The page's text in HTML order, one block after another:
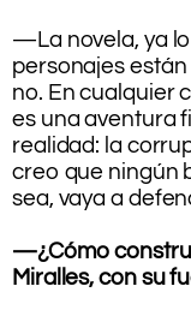
—La novela, ya
personajes
no. En cualquier
es una aventura
realidad: la
creo que ningún
sea, vaya a
—¿Cómo
Miralles, con su